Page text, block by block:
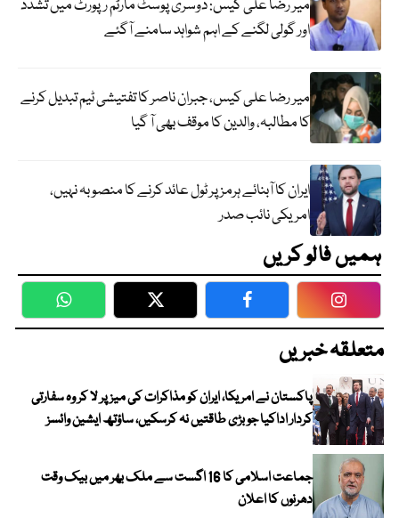
میر رضا علی کیس: دوسری پوسٹ مارٹم رپورٹ میں تشدد
اور گولی لگنے کے اہم شواہد سامنے آگئے
میر رضا علی کیس، جبران ناصر کا تفتیشی ٹیم تبدیل کرنے
کا مطالبہ، والدین کا موقف بھی آ گیا
ایران کا آبنائے ہرمز پر ٹول عائد کرنے کا منصوبہ نہیں،
امریکی نائب صدر
ہمیں فالو کریں
WhatsApp Twitter Facebook
متعلقہ خبریں
پاکستان نے امریکا، ایران کو مذاکرات کی میز پر لا کر وہ سفارتی
کردار اداکیا جو بڑی طاقتیں نہ کرسکیں، ساؤتھ ایشین وائسز
جماعت اسلامی کا 16 اگست سے ملک بھر میں بیک وقت
دھرنوں کا اعلان